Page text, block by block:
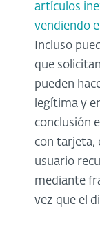
artículos
vendiendo
Incluso
que
pueden
legítima y
conclusión
con tarjeta,
usuario
mediante
vez que el